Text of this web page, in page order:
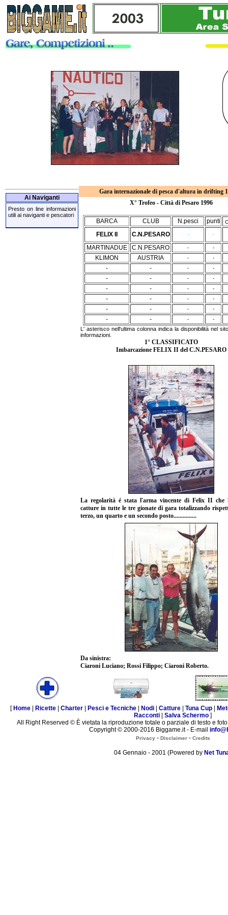
Ai Naviganti
Presto on line informazioni
utili ai naviganti e pescatori
Gara internazionale di pesca d'altura in drifting
X° Trofeo - Città di Pesaro 1996
BARCA CLUB N.pesci punti
FELIX II C.N.PESARO -
-
MARTINADUE
C.N.PESARO - -
KLIMON AUSTRIA - -
- - - -
- - - -
- - - -
- - - -
- - - -
- - - -
L' asterisco nell'ultima colonna indica la disponibilità nel
informazioni.
1° CLASSIFICATO
Imbarcazione FELIX II del C.N.PESARO
La regolarità é stata l'arma vincente di Felix II che
catture in tutte le tre gionate di gara totalizzando
terzo, un quarto e un secondo posto...............
Da sinistra:
Ciaroni Luciano; Rossi Filippo; Ciaroni Roberto.
[ Home| Ricette| Charter| Pesci e Tecniche| Nodi| Catture| Tuna Cup|
Racconti
Salva Schermo ]
All Right Reserved © È vietata la riproduzione totale o parziale di testo e
Copyright © 2000-2016 Biggame.it - E-mail
Privacy- Disclaimer- Credits
04 Gennaio - 2001 (Powered by Net